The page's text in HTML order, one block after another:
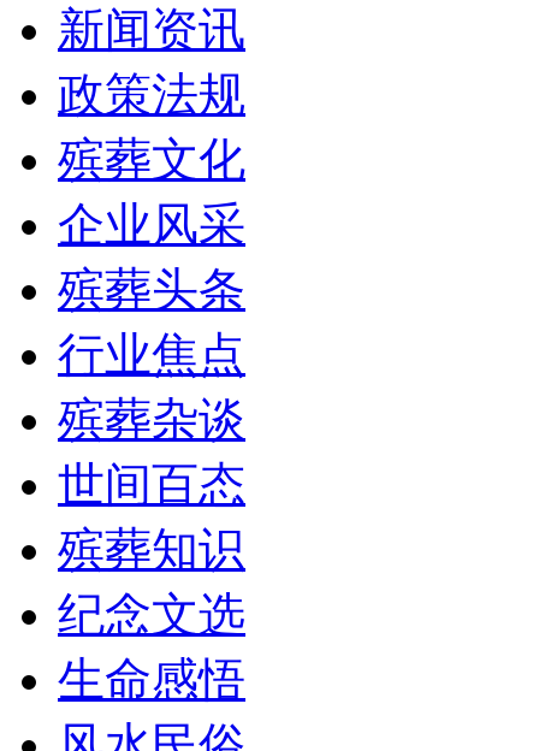
新闻资讯
政策法规
殡葬文化
企业风采
殡葬头条
行业焦点
殡葬杂谈
世间百态
殡葬知识
纪念文选
生命感悟